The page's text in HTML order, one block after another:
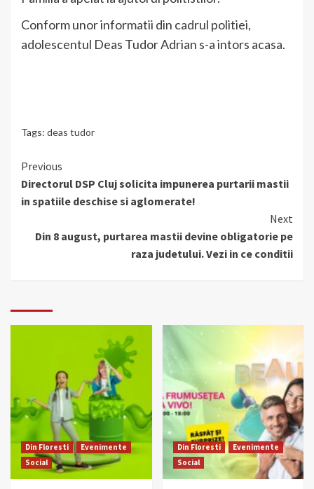
Conform unor informatii din cadrul politiei,
adolescentul Deas Tudor Adrian s-a intors acasa.
Tags: deas tudor
Continue
Reading
Previous
Directorul DSP Cluj solicita impunerea purtarii mastii
in spatiile deschise si aglomerate!
Next
Din 8 august, purtarea mastii devine obligatorie pe
raza judetului. Vezi in ce conditii
Din Floresti
Evenimente
Social
Din Floresti
Evenimente
Social